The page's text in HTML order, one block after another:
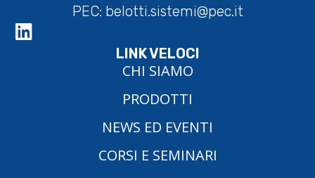
PEC: belotti.sistemi@pec.it
LINK VELOCI
CHI SIAMO
PRODOTTI
NEWS ED EVENTI
CORSI E SEMINARI